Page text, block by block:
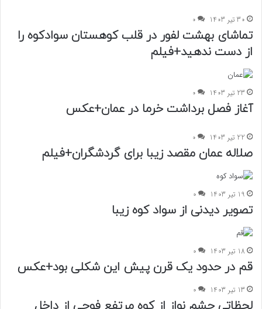
30 تیر 1403 0
تماشای بهشت لفور در قلب کوهستان سوادکوه را
از دست ندهید+فیلم
23 تیر 1403 0
آغاز فصل برداشت خرما در عمان+عکس
22 تیر 1403 0
صلاله عمان مقصد زیبا برای گردشگران+فیلم
19 تیر 1403 0
تصویر دیدنی از سواد کوه زیبا
18 تیر 1403 0
قم در حدود یک قرن پیش این شکلی بود+عکس
13 تیر 1403 0